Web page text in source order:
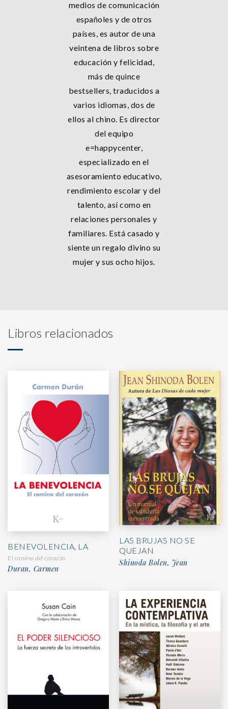
medios de comunicación
españoles y de otros
países, es autor de una
veintena de libros sobre
educación y felicidad,
más de quince
bestsellers, traducidos a
varios idiomas, dos de
ellos al chino. Es director
del equipo
e=happycenter,
especializado en el
asesoramiento educativo,
rendimiento escolar y del
talento, así como en
relaciones personales y
familiares. Está casado y
siente un regalo divino su
mujer y sus ocho hijos.
Libros relacionados
BENEVOLENCIA, LA
El camino del corazón
Duran, Carmen
LAS BRUJAS NO SE
QUEJAN
Shinoda Bolen, Jean